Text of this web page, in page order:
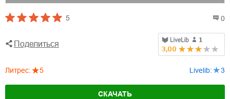
5 0
Поделиться
Литрес: 5 Livelib: 3
СКАЧАТЬ